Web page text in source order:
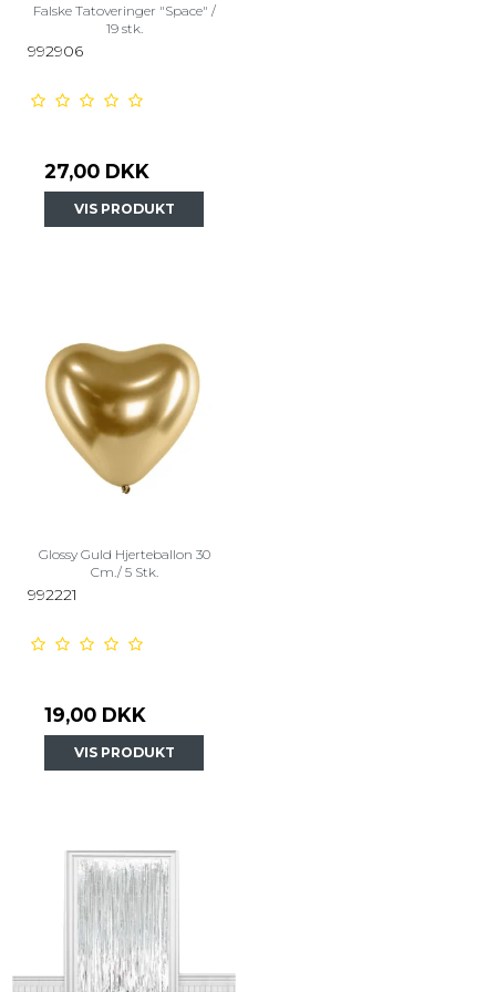
Falske Tatoveringer "Space" /
19 stk.
992906
27,00 DKK
VIS PRODUKT
Glossy Guld Hjerteballon 30
Cm./ 5 Stk.
992221
19,00 DKK
VIS PRODUKT